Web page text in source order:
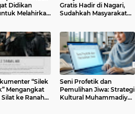
Didikan
Melahirkan
Gratis Hadir di Nagari,
Sudahkah Masyarakat
“Silek
Mengangkat
ke Ranah
Seni Profetik dan
Pemulihan Jiwa: Strategi
Kultural Muhammadiyah